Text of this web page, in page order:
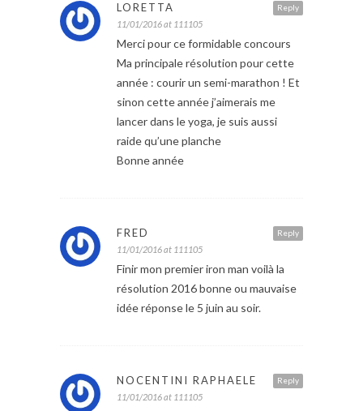
Reply
LORETTA
11/01/2016 at 111105
Merci pour ce formidable concours
Ma principale résolution pour cette
année : courir un semi-marathon ! Et
sinon cette année j’aimerais me
lancer dans le yoga, je suis aussi
raide qu’une planche
Bonne année
Reply
FRED
11/01/2016 at 111105
Finir mon premier iron man voilà la
résolution 2016 bonne ou mauvaise
idée réponse le 5 juin au soir.
Reply
NOCENTINI RAPHAELE
11/01/2016 at 111105